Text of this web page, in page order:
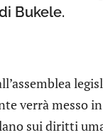
Bukele.
verrà messo
sui diritti